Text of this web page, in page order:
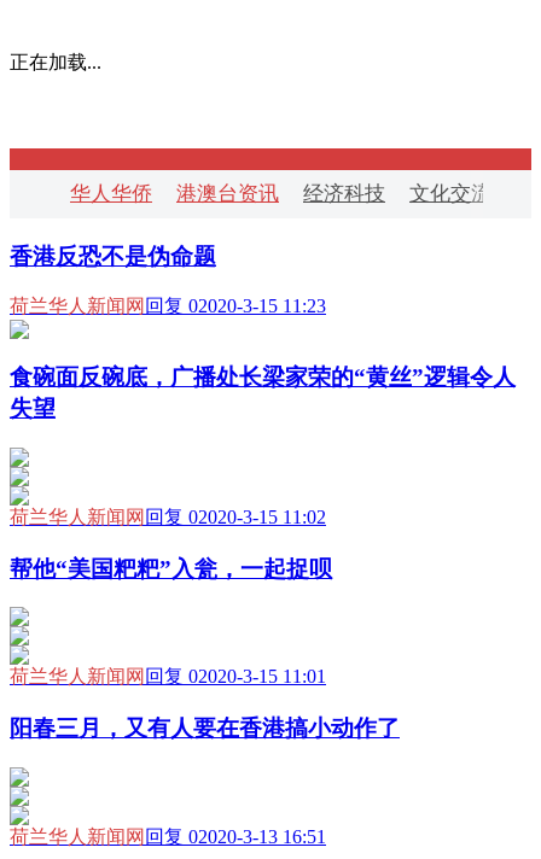
正在加载...
华人华侨 港澳台资讯 经济科技 文化交流
香港反恐不是伪命题
荷兰华人新闻网 回复 02020-3-15 11:23
食碗面反碗底，广播处长梁家荣的“黄丝”逻辑令人
失望
荷兰华人新闻网 回复 02020-3-15 11:02
帮他“美国粑粑”入瓮，一起捉呗
荷兰华人新闻网 回复 02020-3-15 11:01
阳春三月，又有人要在香港搞小动作了
荷兰华人新闻网 回复 02020-3-13 16:51